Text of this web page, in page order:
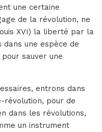
une certaine
de la révolution, ne
XVI) la liberté par la
une espèce de
sauver une
entrons dans
révolution, pour de
dans les révolutions,
un instrument